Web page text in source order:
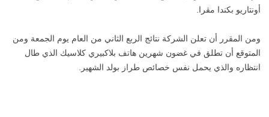
أونتاريو بكندا مقرا.
ومن المقرر أن تعلن الشركة نتائج الربع الثاني من العام يوم الجمعة ومن
المتوقع أن تطلق في غضون شهرين هاتف بلاكبيري كلاسيك الذي طال
انتظاره والذي يحمل نفس خصائص طراز بولد الشهير.